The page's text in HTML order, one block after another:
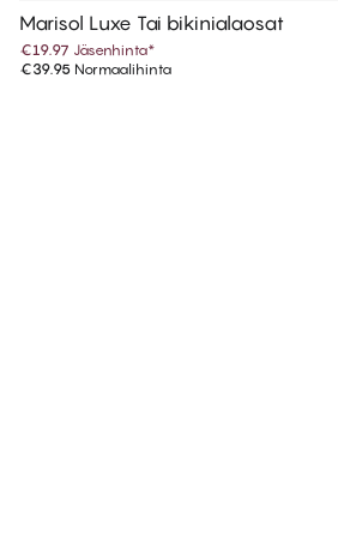
Marisol Luxe Tai bikinialaosat
€19.97 Jäsenhinta*
€39.95 Normaalihinta